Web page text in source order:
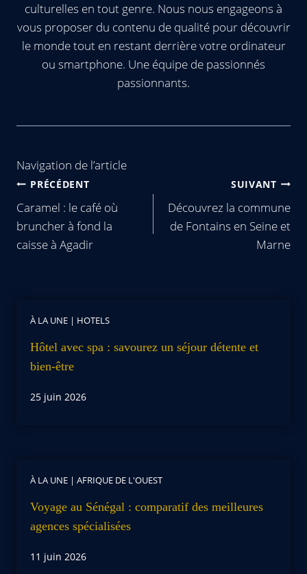
culturelles en tout genre. Nous nous engageons à
vous proposer du contenu de qualité pour découvrir
le monde tout en restant derrière votre ordinateur
ou smartphone. Une équipe de passionnés
passionnants.
Navigation de l’article
PRÉCÉDENT
Caramel : le café où
bruncher à fond la
caisse à Agadir
SUIVANT
Découvrez la commune
de Fontains en Seine et
Marne
À LA UNE | HOTELS
Hôtel avec spa : savourez un séjour détente et
bien-être
25 juin 2026
À LA UNE | AFRIQUE DE L'OUEST
Voyage au Sénégal : comparatif des meilleures
agences spécialisées
11 juin 2026